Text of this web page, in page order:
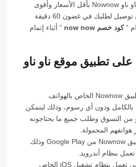
المنتجات داخل تطبيق ناو ناو Nownow بأقل الأسعار وأقوى
العروض والحصول على توصيل لطلبك في غضون 60 دقيقة
”كود خصم now now
” أثناء إتمام
تطبيق موقع ناو ناو
يمكنك الحصول على تطبيق Nownow الخاص بالهواتف
ودون أي رسوم، وذلك ليتمكن
من التسوق وطلب جميع ما يحتاجونه
المحمولة.
يمكن للعملاء تنزيل تطبيق Nownow من Google Play وذلك
بنظام أندرويد.
أما في حالة الهواتف التي تعمل بنظام تشغيل iOS الخاص